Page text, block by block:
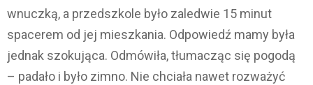
wnuczką, a przedszkole było zaledwie 15 minut
spacerem od jej mieszkania. Odpowiedź mamy była
jednak szokująca. Odmówiła, tłumacząc się pogodą
– padało i było zimno. Nie chciała nawet rozważyć